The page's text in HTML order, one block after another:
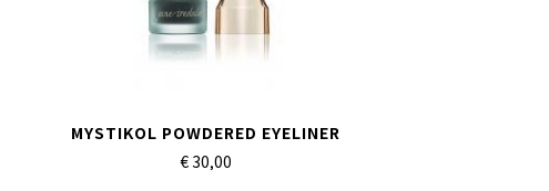
MYSTIKOL POWDERED EYELINER
€ 30,00